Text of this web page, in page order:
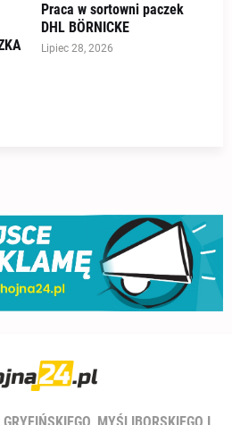
Praca w sortowni paczek
DHL BÖRNICKE
Lipiec 28, 2026